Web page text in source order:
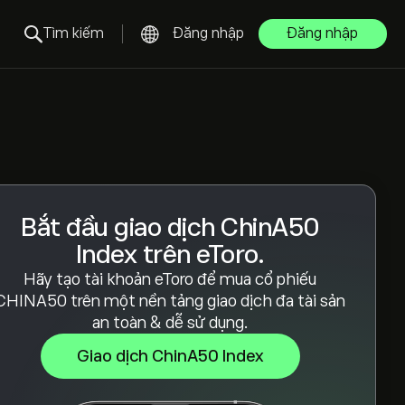
Tìm kiếm Đăng nhập Đăng nhập
Bắt đầu giao dịch ChinA50
Index trên eToro.
Hãy tạo tài khoản eToro để mua cổ phiếu
trên một nền tảng giao dịch đa tài sản
an toàn & dễ sử dụng.
Giao dịch ChinA50 Index